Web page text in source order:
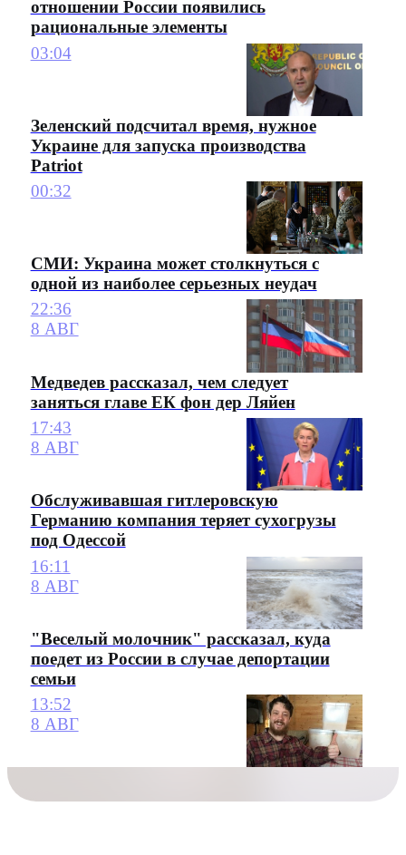
отношении России появились
рациональные элементы
03:04
Зеленский подсчитал время, нужное
Украине для запуска производства
Patriot
00:32
СМИ: Украина может столкнуться с
одной из наиболее серьезных неудач
22:36
8 АВГ
Медведев рассказал, чем следует
заняться главе ЕК фон дер Ляйен
17:43
8 АВГ
Обслуживавшая гитлеровскую
Германию компания теряет сухогрузы
под Одессой
16:11
8 АВГ
"Веселый молочник" рассказал, куда
поедет из России в случае депортации
семьи
13:52
8 АВГ